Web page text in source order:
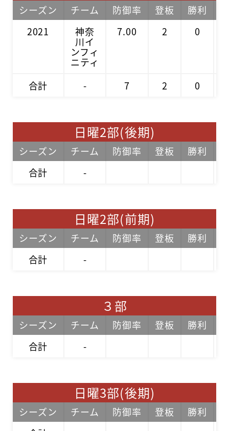
シーズン チーム 防御率 登板 勝利
2021
神奈
川イ
ンフィ
ニティ
7.00 2 0
合計 - 7 2 0
日曜2部(後期)
シーズン チーム 防御率 登板 勝利
合計
-
日曜2部(前期)
シーズン チーム 防御率 登板 勝利
合計
-
３部
シーズン チーム 防御率 登板 勝利
合計
-
日曜3部(後期)
シーズン チーム 防御率 登板 勝利